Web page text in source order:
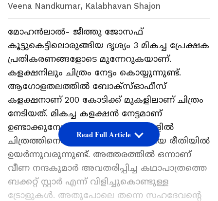
Veena Nandkumar, Kalabhavan Shajon
മോഹൻലാൽ- ജീത്തു ജോസഫ്
കൂട്ടുകെട്ടിലൊരുങ്ങിയ ദൃശ്യം 3 മികച്ച പ്രേക്ഷക
പ്രതികരണങ്ങളോടെ മുന്നേറുകയാണ്.
കളക്ഷനിലും ചിത്രം നേട്ടം കൊയ്യുന്നുണ്ട്.
ആഗോളതലത്തിൽ ബോക്സ്ഓഫീസ്
കളക്ഷനാണ് 200 കോടിക്ക് മുകളിലാണ് ചിത്രം
നേടിയത്. മികച്ച കളക്ഷൻ നേട്ടമാണ്
ഉണ്ടാക്കുമ്പോഴും സമൂഹമാധ്യമങ്ങളിൽ
ചിത്രത്തിനെതിരെ ട്രോളുകളും വലിയ രീതിയിൽ
ഉയർന്നുവരുന്നുണ്ട്. അത്തരത്തിൽ ഒന്നാണ്
വീണ നന്ദകുമാർ അവതരിപ്പിച്ച കഥാപാത്രത്തെ
ബക്കറ്റ് സ്റ്റാർ എന്ന് വിളിച്ചുകൊണ്ടുള്ള
ട്രോളുകൾ. അതുപോലെ തന്നെ സഹദേവന്റെ
Read Full Article